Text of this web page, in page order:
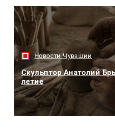
Новости Чувашии
Скульптор Анатолий
летие